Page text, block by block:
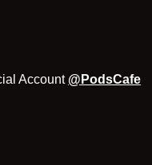
Account @PodsCafe